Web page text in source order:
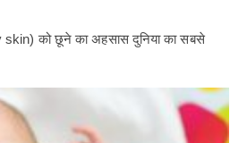
skin) को छूने का अहसास दुनिया का सबसे